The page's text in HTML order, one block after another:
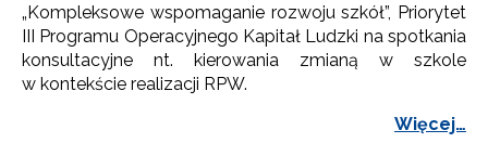
„Kompleksowe wspomaganie rozwoju szkół”, Priorytet
III Programu Operacyjnego Kapitał Ludzki na spotkania
konsultacyjne nt. kierowania zmianą w szkole
w kontekście realizacji RPW.
Więcej…